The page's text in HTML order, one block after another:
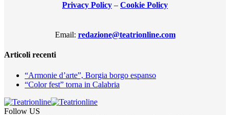
Privacy Policy – Cookie Policy
Email: redazione@teatrionline.com
Articoli recenti
“Armonie d’arte”, Borgia borgo espanso
“Color fest” torna in Calabria
Follow US